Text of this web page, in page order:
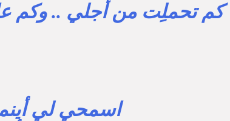
كم تحملِت من أجلي .. وكم
اسمحي لي